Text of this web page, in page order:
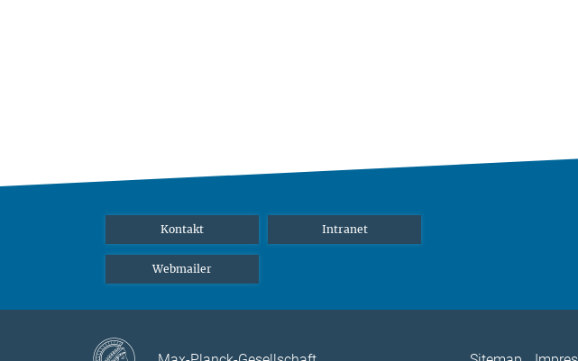
Kontakt Intranet
Webmailer